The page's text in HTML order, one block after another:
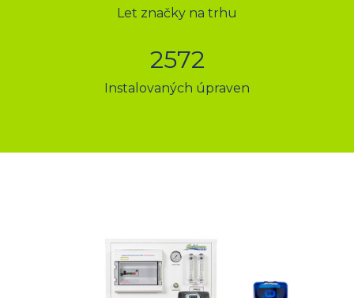
Let značky na trhu
2572
Instalovaných úpraven